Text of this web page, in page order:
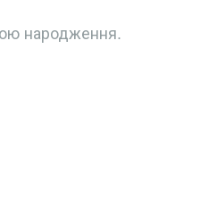
народження.